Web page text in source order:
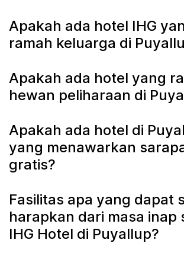
Apakah ada hotel IHG
ramah keluarga di
Apakah ada hotel yang
hewan peliharaan di
Apakah ada hotel di
yang menawarkan
gratis?
Fasilitas apa yang dapat
harapkan dari masa inap
IHG Hotel di Puyallup?